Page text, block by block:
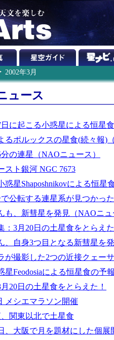
2002年3月
ュース
に起こる小惑星による恒星
るポルックスの星食(続々報)
の連星（NAOニュース）
スト銀河 NGC 7673
惑星Shaposhnikovによる恒星
公転する連星系が見つかった
も、新彗星を発見（NAOニ
：3月20日の土星食をとらえた
、自身3つ目となる新彗星を
が撮影した2つの近接クェー
星Feodosiaによる恒星食の予
月20日の土星食をとらえた！
メシエマラソン開催
関東以北で土星食
、大阪で月を題材にした個展